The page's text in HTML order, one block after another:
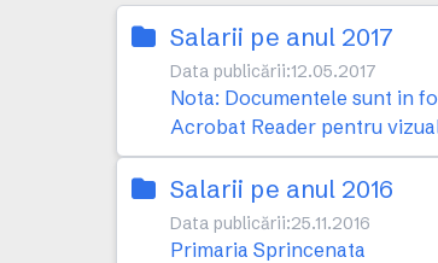
Salarii pe anul 2017
Data publicării:12.05.2017
Nota: Documentele sunt in
Acrobat Reader pentru
Salarii pe anul 2016
Data publicării:25.11.2016
Primaria Sprincenata